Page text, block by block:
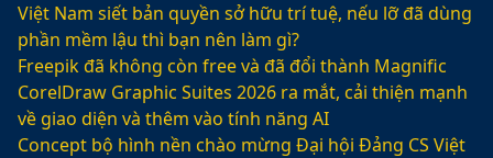
Việt Nam siết bản quyền sở hữu trí tuệ, nếu lỡ đã dùng
phần mềm lậu thì bạn nên làm gì?
Freepik đã không còn free và đã đổi thành Magnific
CorelDraw Graphic Suites 2026 ra mắt, cải thiện mạnh
về giao diện và thêm vào tính năng AI
Concept bộ hình nền chào mừng Đại hội Đảng CS Việt